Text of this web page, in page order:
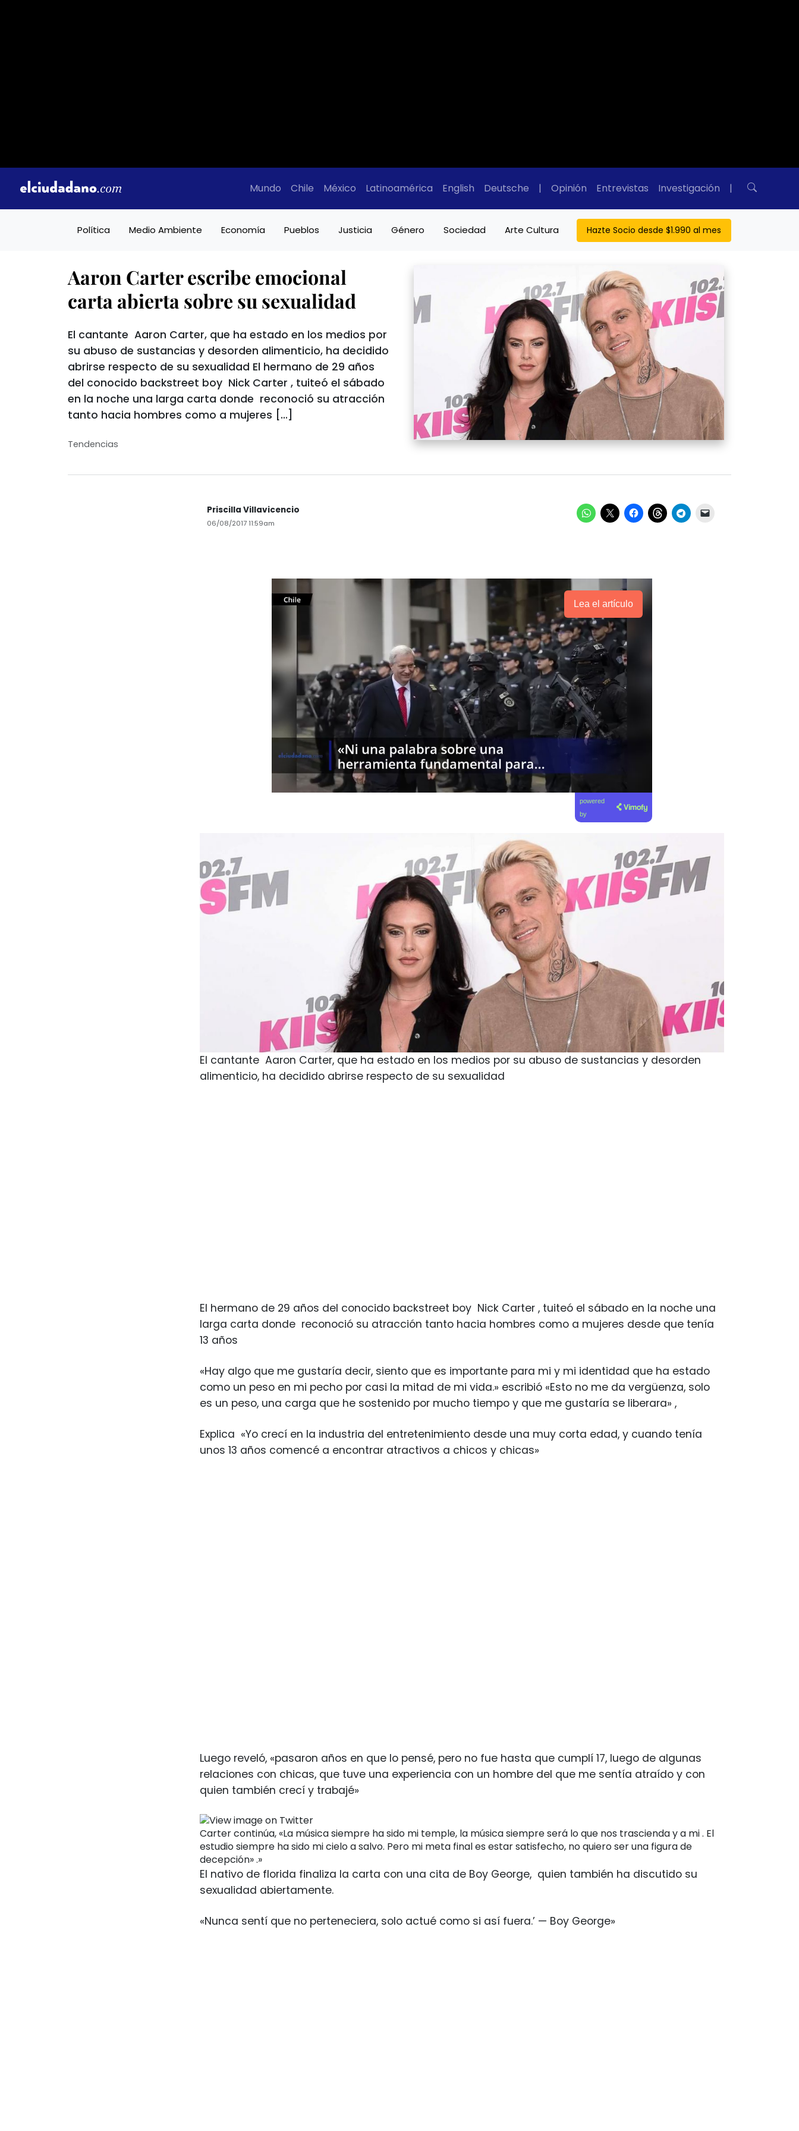
Mundo Chile México Latinoamérica English Deutsche | Opinión Entrevistas Investigación |
Política Medio Ambiente Economía Pueblos Justicia Género Sociedad Arte Cultura Hazte Socio desde $1.990 al mes
Aaron Carter escribe emocional
carta abierta sobre su sexualidad
El cantante Aaron Carter, que ha estado en los medios por
su abuso de sustancias y desorden alimenticio, ha decidido
abrirse respecto de su sexualidad El hermano de 29 años
del conocido backstreet boy Nick Carter , tuiteó el sábado
en la noche una larga carta donde reconoció su atracción
tanto hacia hombres como a mujeres […]
Tendencias
Priscilla Villavicencio
06/08/2017 11:59am
Lea el artículo
powered
by
El cantante Aaron Carter, que ha estado en los medios por su abuso de sustancias y desorden
alimenticio, ha decidido abrirse respecto de su sexualidad
El hermano de 29 años del conocido backstreet boy Nick Carter , tuiteó el sábado en la noche una
larga carta donde reconoció su atracción tanto hacia hombres como a mujeres desde que tenía
13 años
«Hay algo que me gustaría decir, siento que es importante para mi y mi identidad que ha estado
como un peso en mi pecho por casi la mitad de mi vida.» escribió «Esto no me da vergüenza, solo
es un peso, una carga que he sostenido por mucho tiempo y que me gustaría se liberara» ,
Explica «Yo crecí en la industria del entretenimiento desde una muy corta edad, y cuando tenía
unos 13 años comencé a encontrar atractivos a chicos y chicas»
Luego reveló, «pasaron años en que lo pensé, pero no fue hasta que cumplí 17, luego de algunas
relaciones con chicas, que tuve una experiencia con un hombre del que me sentía atraído y con
quien también crecí y trabajé»
Carter continúa, «La música siempre ha sido mi temple, la música siempre será lo que nos trascienda y a mi . El
estudio siempre ha sido mi cielo a salvo. Pero mi meta final es estar satisfecho, no quiero ser una figura de
decepción» .»
El nativo de florida finaliza la carta con una cita de Boy George, quien también ha discutido su
sexualidad abiertamente.
«Nunca sentí que no perteneciera, solo actué como si así fuera.’ — Boy George»